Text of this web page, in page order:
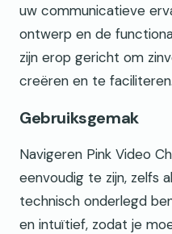
uw communicatieve
ontwerp en de
zijn erop gericht om
creëren en te faciliteren.
Gebruiksgemak
Navigeren Pink Video
eenvoudig te zijn, zelfs
technisch onderlegd
en intuïtief, zodat je